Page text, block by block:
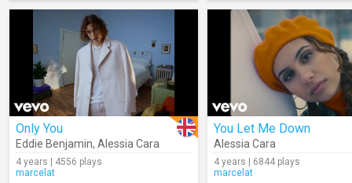
Only You
Eddie Benjamin, Alessia Cara
4 years | 4556 plays
marcelat
You Let Me Down
Alessia Cara
4 years | 6844 plays
marcelat